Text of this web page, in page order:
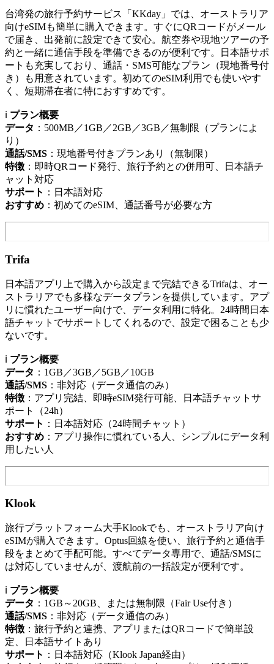
台湾発の旅行予約サービス「KKday」では、オーストラリア
向けeSIMも簡単に購入できます。すぐにQRコードがメール
で届き、出発前に設定できて安心。航空券や現地ツアーの予
約と一緒に通信手段を準備できるのが便利です。日本語サポ
ートも充実しており、通話・SMS可能なプラン（現地番号付
き）も用意されています。初めてのeSIM利用でも使いやす
く、短期滞在者に特におすすめです。
ℹ️ プラン概要
データ ：500MB／1GB／2GB／3GB／無制限（プランによ
り）
通話/SMS ：現地番号付きプランあり（無制限）
特徴 ：即時QRコード発行、旅行予約との併用可、日本語チ
ャット対応
サポート ：日本語対応
おすすめ ：初めてのeSIM、通話番号が必要な方
Trifa
日本語アプリ上で購入から設定まで完結できるTrifaは、オー
ストラリアでも多様なデータプランを提供しています。アプ
リに慣れたユーザー向けで、データ利用に特化。24時間日本
語チャットでサポートしてくれるので、設定で困ることも少
ないです。
ℹ️ プラン概要
データ ：1GB／3GB／5GB／10GB
通話/SMS ：非対応（データ通信のみ）
特徴 ：アプリ完結、即時eSIM発行可能、日本語チャットサ
ポート（24h）
サポート ：日本語対応（24時間チャット）
おすすめ ：アプリ操作に慣れている人、シンプルにデータ利
用したい人
Klook
旅行プラットフォーム大手Klookでも、オーストラリア向け
eSIMが購入できます。Optus回線を使い、旅行予約と通信手
段をまとめて手配可能。すべてデータ専用で、通話/SMSに
は対応していませんが、渡航前の一括設定が便利です。
ℹ️ プラン概要
データ ：1GB～20GB、または無制限（Fair Use付き）
通話/SMS ：非対応（データ通信のみ）
特徴 ：旅行予約と連携、アプリまたはQRコードで簡単設
定、日本語サイトあり
サポート ：日本語対応（Klook Japan経由）